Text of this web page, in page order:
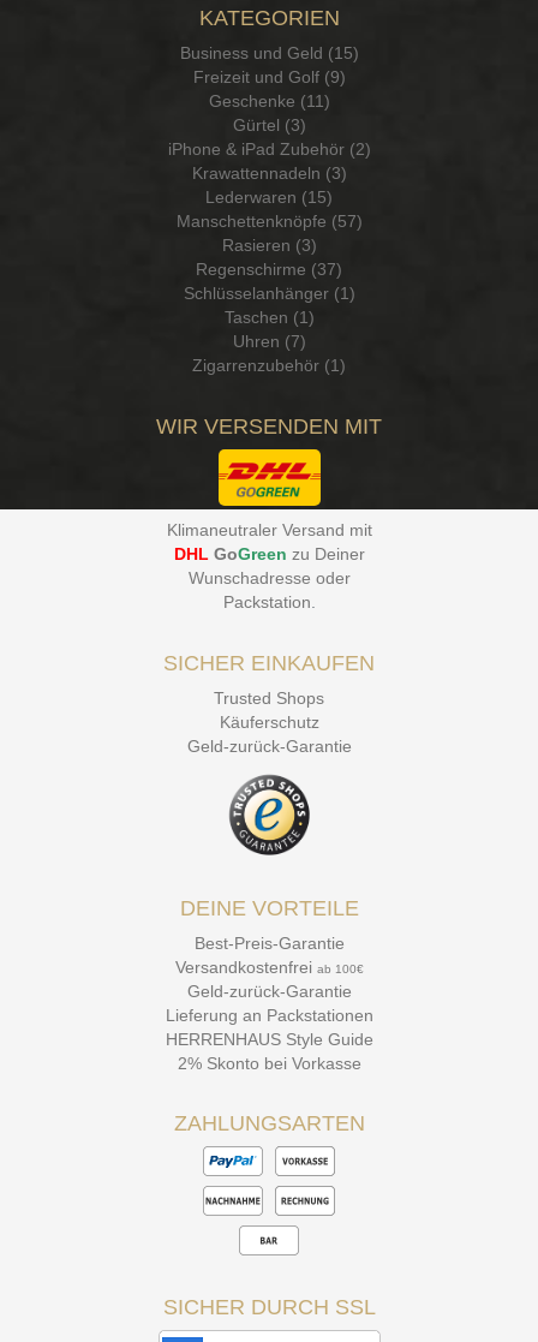
KATEGORIEN
Business und Geld (15)
Freizeit und Golf (9)
Geschenke (11)
Gürtel (3)
iPhone & iPad Zubehör (2)
Krawattennadeln (3)
Lederwaren (15)
Manschettenknöpfe (57)
Rasieren (3)
Regenschirme (37)
Schlüsselanhänger (1)
Taschen (1)
Uhren (7)
Zigarrenzubehör (1)
WIR VERSENDEN MIT
Klimaneutraler Versand mit
DHL GoGreen zu Deiner
Wunschadresse oder
Packstation
SICHER EINKAUFEN
Trusted Shops
Käuferschutz
Geld-zurück-Garantie
DEINE VORTEILE
Best-Preis-Garantie
Versandkostenfrei ab 100€
Geld-zurück-Garantie
Lieferung an Packstationen
HERRENHAUS Style Guide
2% Skonto bei Vorkasse
ZAHLUNGSARTEN
SICHER DURCH SSL